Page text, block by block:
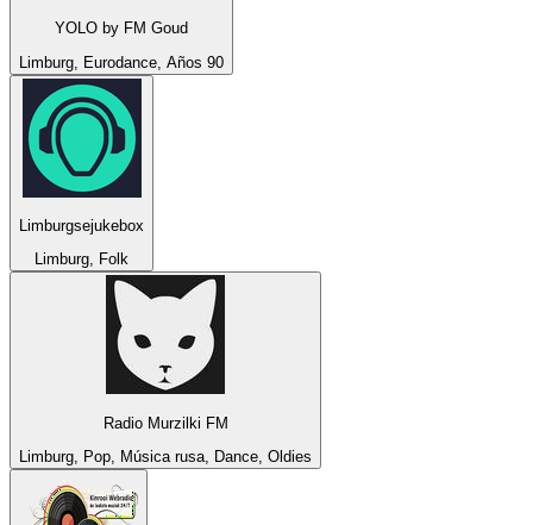
YOLO by FM Goud
Limburg, Eurodance, Años 90
Limburgsejukebox
Limburg, Folk
Radio Murzilki FM
Limburg, Pop, Música rusa, Dance, Oldies